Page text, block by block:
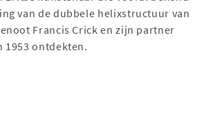
van de dubbele helixstructuur van
Francis Crick en zijn partner
1953 ontdekten.